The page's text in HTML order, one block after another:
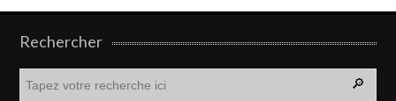
Rechercher